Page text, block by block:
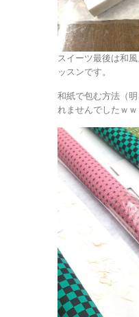
スイーツ最後は和
ッスンです。
和紙で包む方法（
れませんでしたｗｗ